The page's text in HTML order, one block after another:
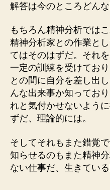
解答は今のところどん
もちろん精神分析では
精神分析家との作業と
てはそのはずだ。それ
一定の訓練を受けてお
との間に自分を差し出
んな出来事か知ってお
れと気付かせないよう
ずだ、理論的には。
そしてそれもまた錯覚
知らせるのもまた精神
ない仕事だ、生きている